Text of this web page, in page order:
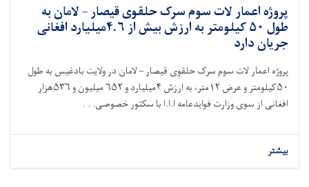
پروژه اعمار لات سوم سرک حلقوی قیصار – لامان به
طول ۵۰ کیلومتر به ارزش بیش از ۴.۶میلیارد افغانی
جریان دارد
پروژه اعمار لات سوم سرک حلقوی قیصار – لامان در ولایت بادغیس به طول
۵۰کیلومتر و عرض ۱۲متر، به ارزش ۴میلیارد و ۶۵۲ میلیون و ۵۳۶هزار
افغانی از سوی وزارت فوایدعامه ا.ا.ا با سکتور خصوصی. . .
بیشتر